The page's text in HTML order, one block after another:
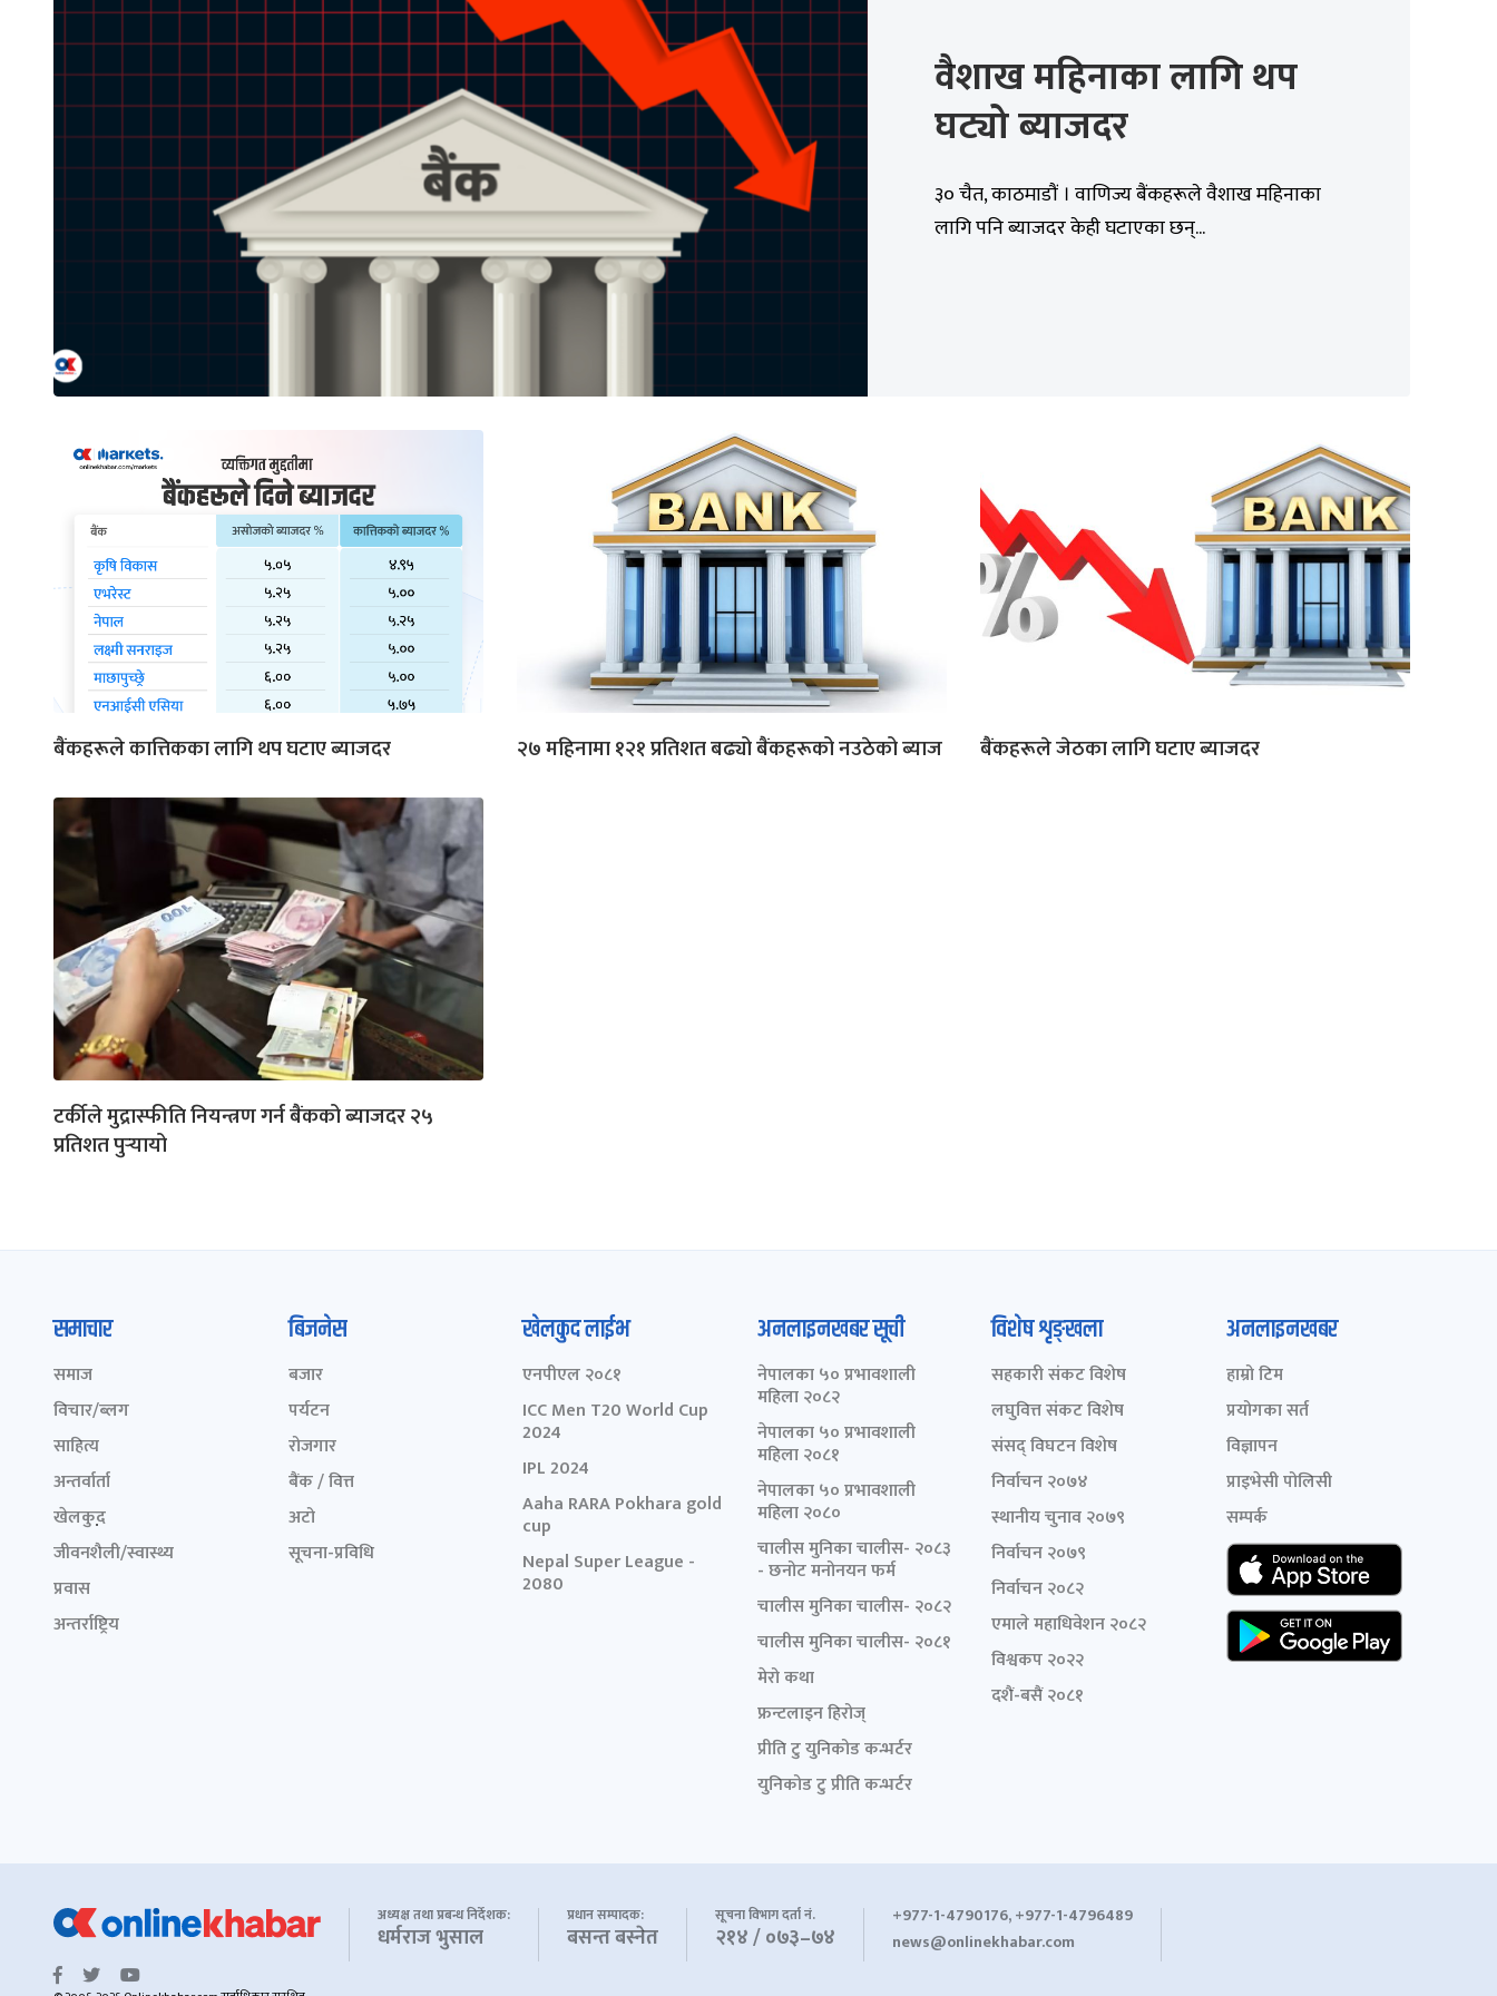
वैशाख महिनाका लागि थप
घट्यो ब्याजदर
३० चैत, काठमाडौं । वाणिज्य बैंकहरूले वैशाख महिनाका
लागि पनि ब्याजदर केही घटाएका छन्...
बैंकहरूले कात्तिकका लागि थप घटाए ब्याजदर २७ महिनामा १२१ प्रतिशत बढ्यो बैंकहरूको नउठेको ब्याज बैंकहरूले जेठका लागि घटाए ब्याजदर
टर्कीले मुद्रास्फीति नियन्त्रण गर्न बैंकको ब्याजदर २५
प्रतिशत पुर्‍यायो
समाचार
समाज
विचार/ब्लग
साहित्य
अन्तर्वार्ता
खेलकुद़़
जीवनशैली/स्वास्थ्य
प्रवास
अन्तर्राष्ट्रिय
बिजनेस
बजार
पर्यटन
रोजगार
बैंक / वित्त
अटो
सूचना-प्रविधि
खेलकुद लाईभ
एनपीएल २०८१
ICC Men T20 World Cup
2024
IPL 2024
Aaha RARA Pokhara gold
cup
Nepal Super League -
2080
अनलाइनखबर सूची
नेपालका ५० प्रभावशाली
महिला २०८२
नेपालका ५० प्रभावशाली
महिला २०८१
नेपालका ५० प्रभावशाली
महिला २०८०
चालीस मुनिका चालीस- २०८३
- छनोट मनोनयन फर्म
चालीस मुनिका चालीस- २०८२
चालीस मुनिका चालीस- २०८१
मेरो कथा
फ्रन्टलाइन हिरोज्
प्रीति टु युनिकोड कन्भर्टर
युनिकोड टु प्रीति कन्भर्टर
विशेष शृङ्खला
सहकारी संकट विशेष
लघुवित्त संकट विशेष
संसद् विघटन विशेष
निर्वाचन २०७४
स्थानीय चुनाव २०७९
निर्वाचन २०७९
निर्वाचन २०८२
एमाले महाधिवेशन २०८२
विश्वकप २०२२
दशैं-बसैं २०८१
अनलाइनखबर
हाम्रो टिम
प्रयोगका सर्त
विज्ञापन
प्राइभेसी पोलिसी
सम्पर्क
अध्यक्ष तथा प्रबन्ध निर्देशक:
धर्मराज भुसाल
प्रधान सम्पादक:
बसन्त बस्नेत
सूचना विभाग दर्ता नं.
२१४ / ०७३–७४
+977-1-4790176, +977-1-4796489
news@onlinekhabar.com